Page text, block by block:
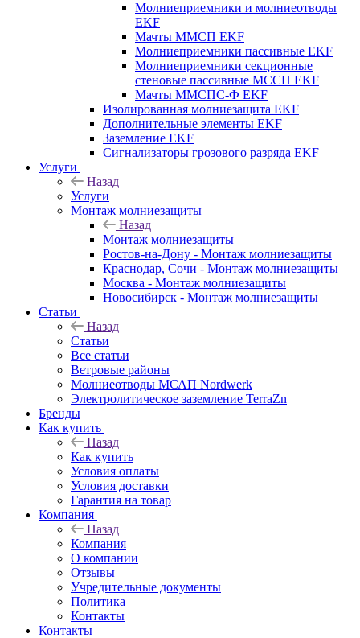
Молниеприемники и молниеотводы
EKF
Мачты ММСП EKF
Молниеприемники пассивные EKF
Молниеприемники секционные
стеновые пассивные МССП EKF
Мачты ММСПС-Ф EKF
Изолированная молниезащита EKF
Дополнительные элементы EKF
Заземление EKF
Сигнализаторы грозового разряда EKF
Услуги
Назад
Услуги
Монтаж молниезащиты
Назад
Монтаж молниезащиты
Ростов-на-Дону - Монтаж молниезащиты
Краснодар, Сочи - Монтаж молниезащиты
Москва - Монтаж молниезащиты
Новосибирск - Монтаж молниезащиты
Статьи
Назад
Статьи
Все статьи
Ветровые районы
Молниеотводы МСАП Nordwerk
Электролитическое заземление TerraZn
Бренды
Как купить
Назад
Как купить
Условия оплаты
Условия доставки
Гарантия на товар
Компания
Назад
Компания
О компании
Отзывы
Учредительные документы
Политика
Контакты
Контакты